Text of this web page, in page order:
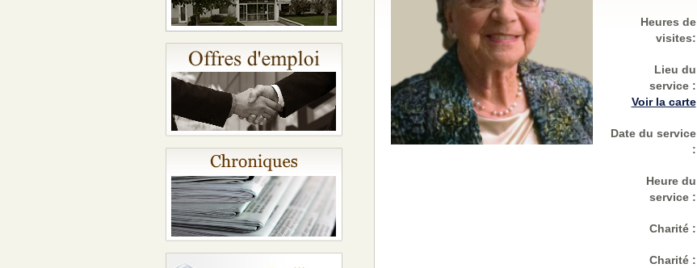
Heures de
visites:
Lieu du
service :
Voir la carte
Date du service
:
Heure du
service :
Charité:
Charité: